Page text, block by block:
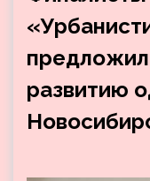
развитию